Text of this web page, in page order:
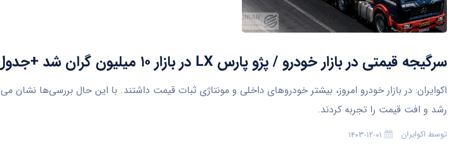
سرگیجه قیمتی در بازار خودرو / پژو پارس LX در بازار ۱۰ میلیون گران شد +‌جدول‌قیمت
اکوایران: در بازار خودرو امروز، بیشتر خودروهای داخلی و مونتاژی ثبات قیمت داشتند. با این حال بررسی‌ها نشان
رشد و افت قیمت را تجربه کردند.
توسط اکوایران ۱۴۰۳-۱۲-۰۱